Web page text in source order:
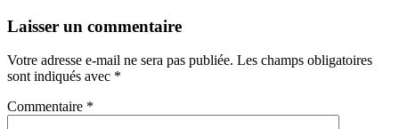
Laisser un commentaire
Votre adresse e-mail ne sera pas publiée. Les champs obligatoires
sont indiqués avec *
Commentaire *